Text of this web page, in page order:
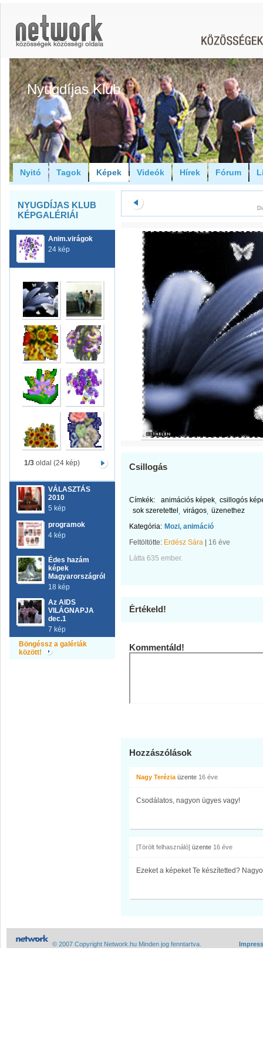
Nyugdíjas Klub
Nyitó Tagok Képek Videók Hírek Fórum
NYUGDÍJAS KLUB
KÉPGALÉRIÁI
Anim.virágok
24 kép
1/3oldal (24 kép)
VÁLASZTÁS
2010
5 kép
programok
4 kép
Édes hazám
képek
Magyarországról
18 kép
Az AIDS
VILÁGNAPJA
dec.1
7 kép
Böngéssz a galériák
között!
Csillogás
Címkék: animációs képek csillogós
sok szeretettel
virágos üzenethez
Kategória: Mozi, animáció
Feltöltötte: Erdész Sára
16 éve
Látta 635 ember.
Értékeld!
Kommentáld!
Hozzászólások
Nagy Terézia üzente 16 éve
Csodálatos, nagyon ügyes vagy!
[Törölt felhasználó] üzente 16 éve
Ezeket a képeket Te készítetted?
© 2007 Copyright Network.hu Minden jog fenntartva.